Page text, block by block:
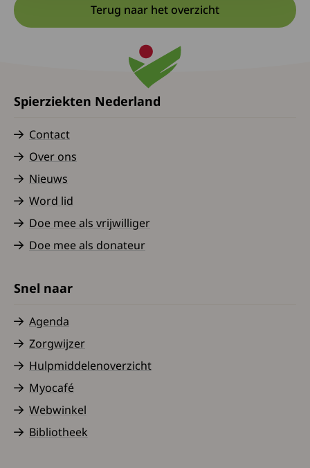
Terug naar het overzicht
Spierziekten Nederland
Contact
Over ons
Nieuws
Word lid
Doe mee als vrijwilliger
Doe mee als donateur
Snel naar
Agenda
Zorgwijzer
Hulpmiddelenoverzicht
Myocafé
Webwinkel
Bibliotheek